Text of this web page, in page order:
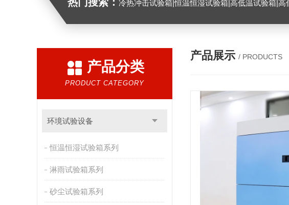
冷热冲击试验箱|恒温恒湿试验箱|高低温试验箱|高低温交变试验箱|盐雾机|紫外线试验机|淋雨试验箱|臭氧试验箱|振动试验台|ESD测试仪|恒温
产品分类
PRODUCT CATEGORY
环境试验设备
恒温恒湿试验箱系列
淋雨试验箱系列
砂尘试验箱系列
产品展示 / PRODUCTS